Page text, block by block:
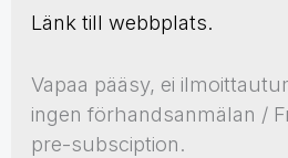
Länk till webbplats.
Vapaa pääsy, ei
ingen förhandsanmälan /
pre-subsciption.